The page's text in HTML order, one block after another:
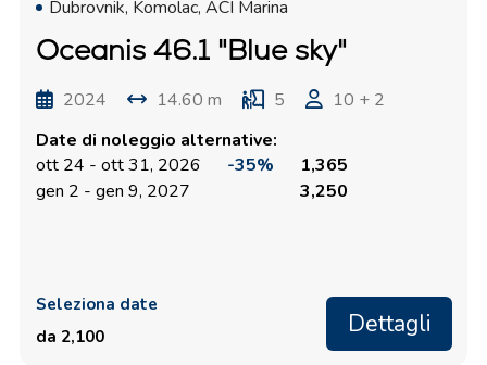
Dubrovnik, Komolac, ACI Marina
Oceanis 46.1 "Blue sky"
2024 14.60 m 5
10 + 2
Date di noleggio alternative:
ott 24 - ott 31, 2026
-35%
1,365
gen 2 - gen 9, 2027
3,250
Seleziona date
da 2,100
Dettagli